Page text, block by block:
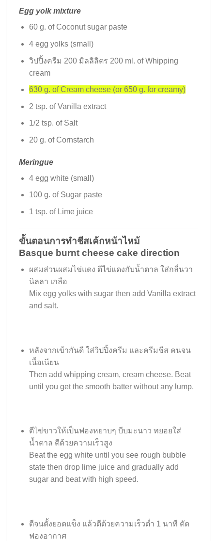
Egg yolk mixture
60 g. of Coconut sugar paste
4 egg yolks (small)
วิปปิ้งครีม 200 มิลลิลิตร 200 ml. of Whipping
cream
630 g. of Cream cheese (or 650 g. for creamy)
2 tsp. of Vanilla extract
1/2 tsp. of Salt
20 g. of Cornstarch
Meringue
4 egg white (small)
100 g. of Sugar paste
1 tsp. of Lime juice
ขั้นตอนการทำชีสเค้กหน้าไหม้
Basque burnt cheese cake direction
ผสมส่วนผสมไข่แดง ตีไข่แดงกับน้ำตาล ใส่กลื่นวา
นิลลา เกลือ
Mix egg yolks with sugar then add Vanilla extract
and salt.
หลังจากเข้ากันดี ใส่วิปปิ้งครีม และครีมชีส คนจน
เนื้อเนียน
Then add whipping cream, cream cheese. Beat
until you get the smooth batter without any lump.
ตีไข่ขาวให้เป็นฟองหยาบๆ บีบมะนาว ทยอยใส่
น้ำตาล ตีด้วยความเร็วสูง
Beat the egg white until you see rough bubble
state then drop lime juice and gradually add
sugar and beat with high speed.
ตีจนตั้งยอดแข็ง แล้วตีด้วยความเร็วต่ำ 1 นาที ตัด
ฟองอากาศ